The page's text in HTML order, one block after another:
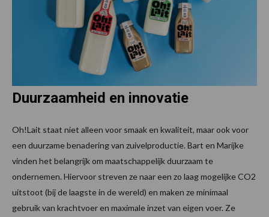
Duurzaamheid en innovatie
Oh!Lait staat niet alleen voor smaak en kwaliteit, maar ook voor
een duurzame benadering van zuivelproductie. Bart en Marijke
vinden het belangrijk om maatschappelijk duurzaam te
ondernemen. Hiervoor streven ze naar een zo laag mogelijke CO2
uitstoot (bij de laagste in de wereld) en maken ze minimaal
gebruik van krachtvoer en maximale inzet van eigen voer. Ze